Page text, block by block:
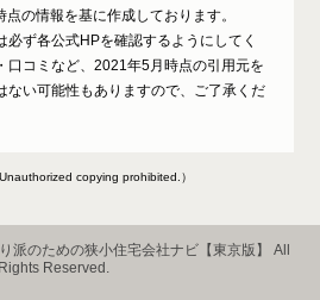
の情報を基に作成しております。
必ず各公式HPを確認するようにしてく
口コミなど、2021年5月時点の引用元を
ない可能性もありますので、ご了承くだ
copying prohibited.）
派のための狭小住宅会社ナビ【東京版】
All
Rights Reserved.